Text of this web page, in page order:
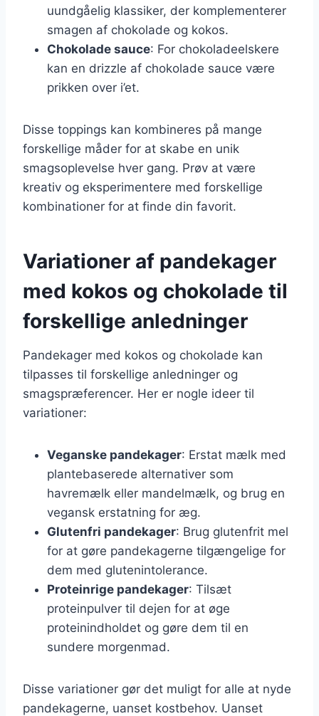
uundgåelig klassiker, der komplementerer
smagen af chokolade og kokos.
Chokolade sauce: For chokoladeelskere
kan en drizzle af chokolade sauce være
prikken over i’et.
Disse toppings kan kombineres på mange
forskellige måder for at skabe en unik
smagsoplevelse hver gang. Prøv at være
kreativ og eksperimentere med forskellige
kombinationer for at finde din favorit.
Variationer af pandekager
med kokos og chokolade til
forskellige anledninger
Pandekager med kokos og chokolade kan
tilpasses til forskellige anledninger og
smagspræferencer. Her er nogle ideer til
variationer:
Veganske pandekager: Erstat mælk med
plantebaserede alternativer som
havremælk eller mandelmælk, og brug en
vegansk erstatning for æg.
Glutenfri pandekager: Brug glutenfrit mel
for at gøre pandekagerne tilgængelige for
dem med glutenintolerance.
Proteinrige pandekager: Tilsæt
proteinpulver til dejen for at øge
proteinindholdet og gøre dem til en
sundere morgenmad.
Disse variationer gør det muligt for alle at nyde
pandekagerne, uanset kostbehov. Uanset